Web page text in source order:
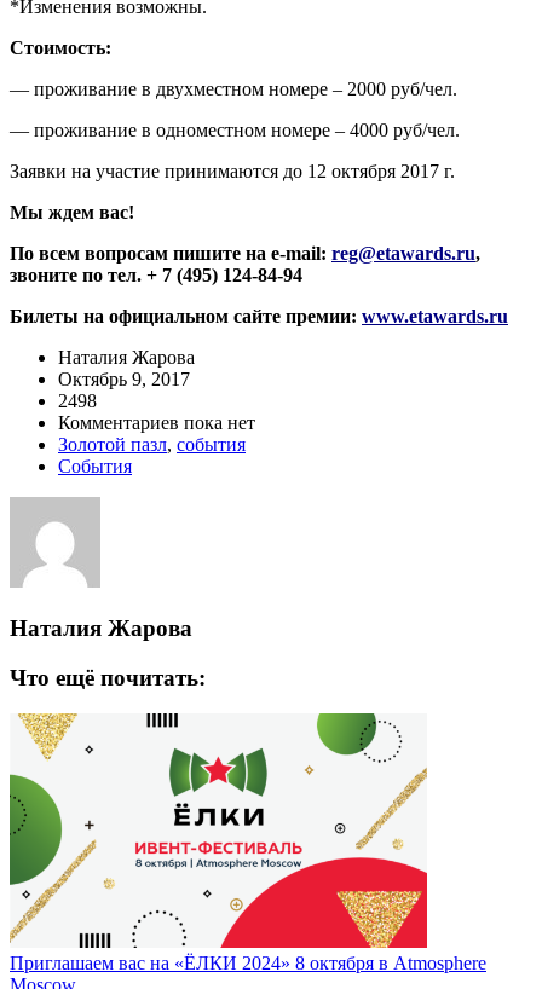
*Изменения возможны.
Стоимость:
— проживание в двухместном номере – 2000 руб/чел.
— проживание в одноместном номере – 4000 руб/чел.
Заявки на участие принимаются до 12 октября 2017 г.
Мы ждем вас!
По всем вопросам пишите на e-mail: reg@etawards.ru,
звоните по тел. + 7 (495) 124-84-94
Билеты на официальном сайте премии: www.etawards.ru
Наталия Жарова
Октябрь 9, 2017
2498
Комментариев пока нет
Золотой пазл, события
События
Наталия Жарова
Что ещё почитать:
Приглашаем вас на «ЁЛКИ 2024» 8 октября в Atmosphere